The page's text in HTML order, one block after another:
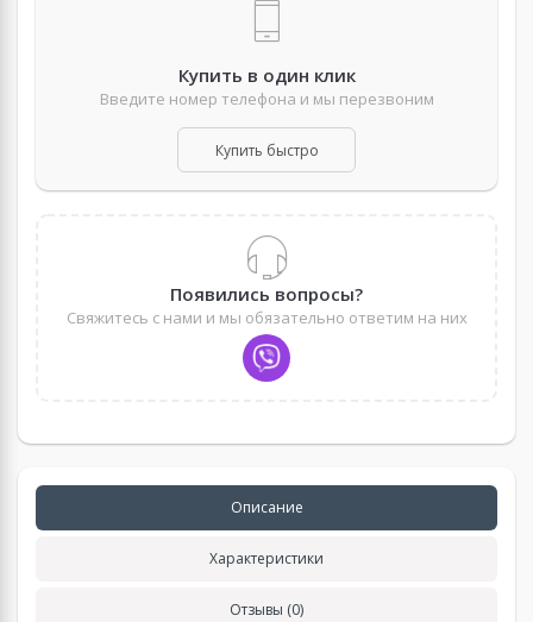
Купить в один клик
Введите номер телефона и мы перезвоним
Купить быстро
Появились вопросы?
Свяжитесь с нами и мы обязательно ответим на них
Описание
Характеристики
Отзывы (0)